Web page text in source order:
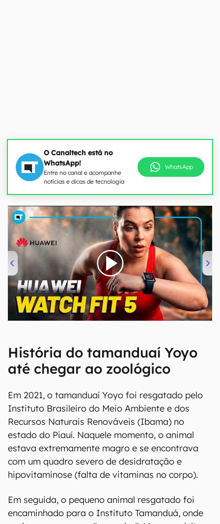
O Canaltech está no
WhatsApp!
Entre no canal e acompanhe
notícias e dicas de tecnologia
WhatsApp
00:00/04:51
História do tamanduaí Yoyo
até chegar ao zoológico
Em 2021, o tamanduaí Yoyo foi resgatado pelo
Instituto Brasileiro do Meio Ambiente e dos
Recursos Naturais Renováveis (Ibama) no
estado do Piauí. Naquele momento, o animal
estava extremamente magro e se encontrava
com um quadro severo de desidratação e
hipovitaminose (falta de vitaminas no corpo).
Em seguida, o pequeno animal resgatado foi
encaminhado para o Instituto Tamanduá, onde